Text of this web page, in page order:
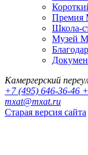
Школа-
Музей
Камергерский
+7 (495) 646-36-46
mxat@mxat.ru
Старая версия сайта